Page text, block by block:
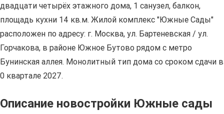
двадцати четырёх этажного дома, 1 санузел, балкон,
площадь кухни 14 кв.м. Жилой комплекс "Южные Сады"
расположен по адресу: г. Москва, ул. Бартеневская / ул.
Горчакова, в районе Южное Бутово рядом с метро
Бунинская аллея. Монолитный тип дома со сроком сдачи в
0 квартале 2027.
Описание новостройки Южные сады